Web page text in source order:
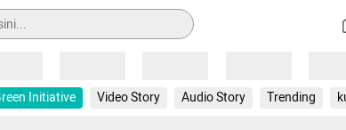
Initiative Video Story Audio Story Trending